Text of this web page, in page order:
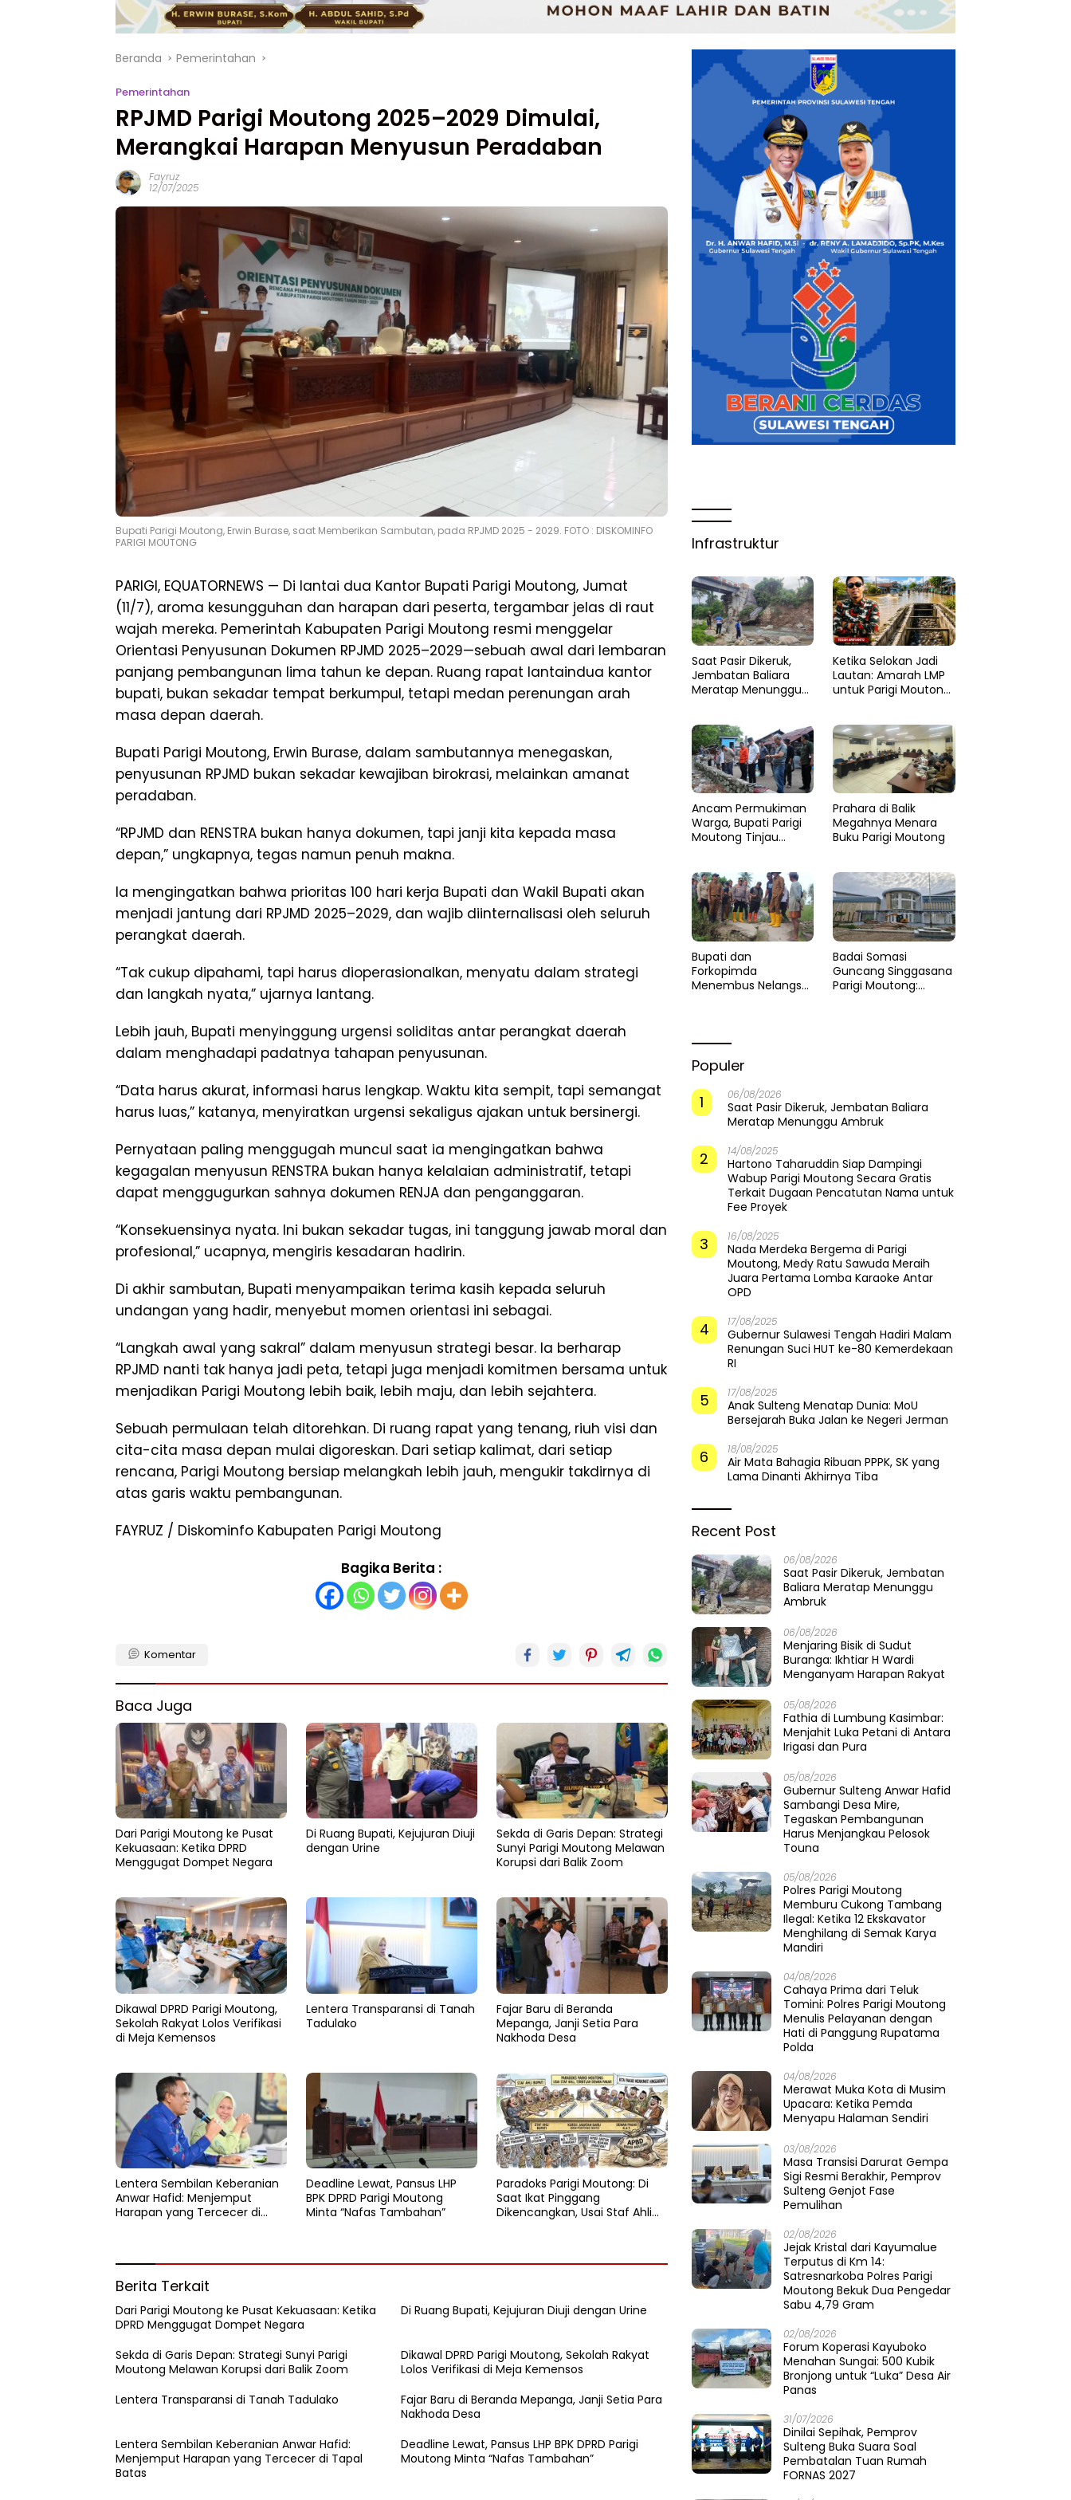
Beranda Pemerintahan
Pemerintahan
RPJMD Parigi Moutong 2025–2029 Dimulai,
Merangkai Harapan Menyusun Peradaban
Fayruz
12/07/2025
Bupati Parigi Moutong, Erwin Burase, saat Memberikan Sambutan, pada RPJMD 2025 - 2029. FOTO : DISKOMINFO
PARIGI MOUTONG
PARIGI, EQUATORNEWS — Di lantai dua Kantor Bupati Parigi Moutong, Jumat
(11/7), aroma kesungguhan dan harapan dari peserta, tergambar jelas di raut
wajah mereka. Pemerintah Kabupaten Parigi Moutong resmi menggelar
Orientasi Penyusunan Dokumen RPJMD 2025–2029—sebuah awal dari lembaran
panjang pembangunan lima tahun ke depan. Ruang rapat lantaindua kantor
bupati, bukan sekadar tempat berkumpul, tetapi medan perenungan arah
masa depan daerah.
Bupati Parigi Moutong, Erwin Burase, dalam sambutannya menegaskan,
penyusunan RPJMD bukan sekadar kewajiban birokrasi, melainkan amanat
peradaban.
“RPJMD dan RENSTRA bukan hanya dokumen, tapi janji kita kepada masa
depan,” ungkapnya, tegas namun penuh makna.
Ia mengingatkan bahwa prioritas 100 hari kerja Bupati dan Wakil Bupati akan
menjadi jantung dari RPJMD 2025–2029, dan wajib diinternalisasi oleh seluruh
perangkat daerah.
“Tak cukup dipahami, tapi harus dioperasionalkan, menyatu dalam strategi
dan langkah nyata,” ujarnya lantang.
Lebih jauh, Bupati menyinggung urgensi soliditas antar perangkat daerah
dalam menghadapi padatnya tahapan penyusunan.
“Data harus akurat, informasi harus lengkap. Waktu kita sempit, tapi semangat
harus luas,” katanya, menyiratkan urgensi sekaligus ajakan untuk bersinergi.
Pernyataan paling menggugah muncul saat ia mengingatkan bahwa
kegagalan menyusun RENSTRA bukan hanya kelalaian administratif, tetapi
dapat menggugurkan sahnya dokumen RENJA dan penganggaran.
“Konsekuensinya nyata. Ini bukan sekadar tugas, ini tanggung jawab moral dan
profesional,” ucapnya, mengiris kesadaran hadirin.
Di akhir sambutan, Bupati menyampaikan terima kasih kepada seluruh
undangan yang hadir, menyebut momen orientasi ini sebagai.
“Langkah awal yang sakral” dalam menyusun strategi besar. Ia berharap
RPJMD nanti tak hanya jadi peta, tetapi juga menjadi komitmen bersama untuk
menjadikan Parigi Moutong lebih baik, lebih maju, dan lebih sejahtera.
Sebuah permulaan telah ditorehkan. Di ruang rapat yang tenang, riuh visi dan
cita-cita masa depan mulai digoreskan. Dari setiap kalimat, dari setiap
rencana, Parigi Moutong bersiap melangkah lebih jauh, mengukir takdirnya di
atas garis waktu pembangunan.
FAYRUZ / Diskominfo Kabupaten Parigi Moutong
Bagika Berita :
Komentar
Baca Juga
Dari Parigi Moutong ke Pusat
Kekuasaan: Ketika DPRD
Menggugat Dompet Negara
Di Ruang Bupati, Kejujuran Diuji
dengan Urine
Sekda di Garis Depan: Strategi
Sunyi Parigi Moutong Melawan
Korupsi dari Balik Zoom
Dikawal DPRD Parigi Moutong,
Sekolah Rakyat Lolos Verifikasi
di Meja Kemensos
Lentera Transparansi di Tanah
Tadulako
Fajar Baru di Beranda
Mepanga, Janji Setia Para
Nakhoda Desa
Lentera Sembilan Keberanian
Anwar Hafid: Menjemput
Harapan yang Tercecer di
Deadline Lewat, Pansus LHP
BPK DPRD Parigi Moutong
Minta “Nafas Tambahan”
Paradoks Parigi Moutong: Di
Saat Ikat Pinggang
Dikencangkan, Usai Staf Ahli
Berita Terkait
Dari Parigi Moutong ke Pusat Kekuasaan: Ketika
DPRD Menggugat Dompet Negara
Di Ruang Bupati, Kejujuran Diuji dengan Urine
Sekda di Garis Depan: Strategi Sunyi Parigi
Moutong Melawan Korupsi dari Balik Zoom
Dikawal DPRD Parigi Moutong, Sekolah Rakyat
Lolos Verifikasi di Meja Kemensos
Lentera Transparansi di Tanah Tadulako
Fajar Baru di Beranda Mepanga, Janji Setia Para
Nakhoda Desa
Lentera Sembilan Keberanian Anwar Hafid:
Menjemput Harapan yang Tercecer di Tapal
Batas
Deadline Lewat, Pansus LHP BPK DPRD Parigi
Moutong Minta “Nafas Tambahan”
Infrastruktur
Saat Pasir Dikeruk,
Jembatan Baliara
Meratap Menunggu
Ketika Selokan Jadi
Lautan: Amarah LMP
untuk Parigi Moutong
Ancam Permukiman
Warga, Bupati Parigi
Moutong Tinjau
Penanganan Cepat
Prahara di Balik
Megahnya Menara
Buku Parigi Moutong
​Bupati dan
Forkopimda
Menembus Nelangsa
Sinergi
Badai Somasi
Guncang Singgasana
Parigi Moutong:
Populer
1
06/08/2026
Saat Pasir Dikeruk, Jembatan Baliara
Meratap Menunggu Ambruk
2 14/08/2025
Hartono Taharuddin Siap Dampingi
Wabup Parigi Moutong Secara Gratis
Terkait Dugaan Pencatutan Nama untuk
Fee Proyek
3 16/08/2025
Nada Merdeka Bergema di Parigi
Moutong, Medy Ratu Sawuda Meraih
Juara Pertama Lomba Karaoke Antar
OPD
4 17/08/2025
Gubernur Sulawesi Tengah Hadiri Malam
Renungan Suci HUT ke-80 Kemerdekaan
RI
5 17/08/2025
Anak Sulteng Menatap Dunia: MoU
Bersejarah Buka Jalan ke Negeri Jerman
6 18/08/2025
Air Mata Bahagia Ribuan PPPK, SK yang
Lama Dinanti Akhirnya Tiba
Recent Post
06/08/2026
Saat Pasir Dikeruk, Jembatan
Baliara Meratap Menunggu
Ambruk
06/08/2026
Menjaring Bisik di Sudut
Buranga: Ikhtiar H Wardi
Menganyam Harapan Rakyat
05/08/2026
Fathia di Lumbung Kasimbar:
Menjahit Luka Petani di Antara
Irigasi dan Pura
05/08/2026
Gubernur Sulteng Anwar Hafid
Sambangi Desa Mire,
Tegaskan Pembangunan
Harus Menjangkau Pelosok
Touna
05/08/2026
Polres Parigi Moutong
Memburu Cukong Tambang
Ilegal: Ketika 12 Ekskavator
Menghilang di Semak Karya
Mandiri
04/08/2026
Cahaya Prima dari Teluk
Tomini: Polres Parigi Moutong
Menulis Pelayanan dengan
Hati di Panggung Rupatama
Polda
04/08/2026
Merawat Muka Kota di Musim
Upacara: Ketika Pemda
Menyapu Halaman Sendiri
03/08/2026
Masa Transisi Darurat Gempa
Sigi Resmi Berakhir, Pemprov
Sulteng Genjot Fase
Pemulihan
02/08/2026
Jejak Kristal dari Kayumalue
Terputus di Km 14:
Satresnarkoba Polres Parigi
Moutong Bekuk Dua Pengedar
Sabu 4,79 Gram
02/08/2026
Forum Koperasi Kayuboko
Menahan Sungai: 500 Kubik
Bronjong untuk “Luka” Desa Air
Panas
31/07/2026
Dinilai Sepihak, Pemprov
Sulteng Buka Suara Soal
Pembatalan Tuan Rumah
FORNAS 2027